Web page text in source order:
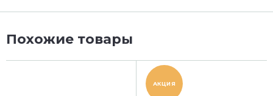
Похожие товары
АКЦИЯ